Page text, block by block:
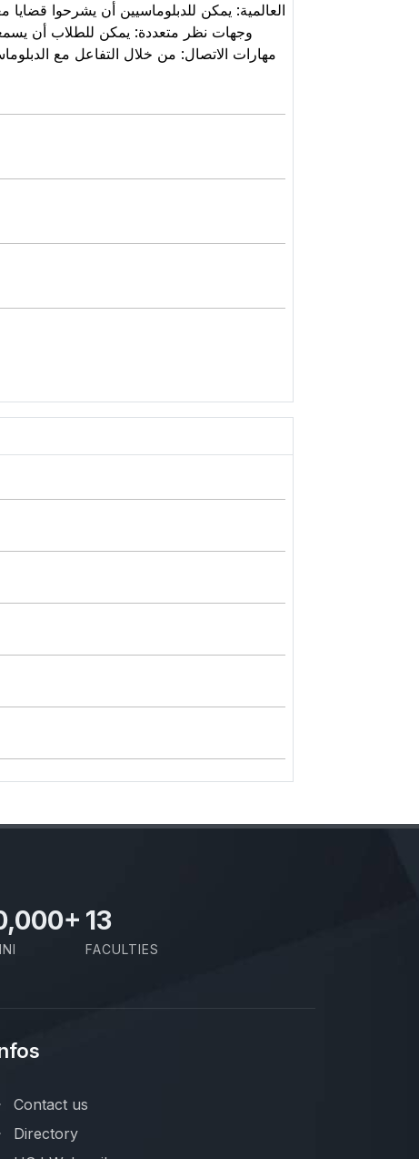
العالمية: يمكن للدبلوماسيين أن يشرحوا قضايا
مهارات الاتصال: من خلال التفاعل مع
+ 13
FACULTIES
Contact us
Directory